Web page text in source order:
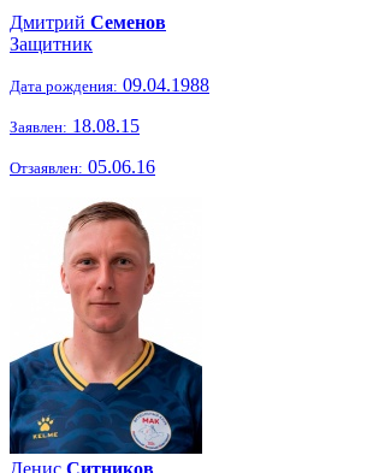
Дмитрий Семенов
Защитник
Дата рождения: 09.04.1988
Заявлен: 18.08.15
Отзаявлен: 05.06.16
Денис Ситников